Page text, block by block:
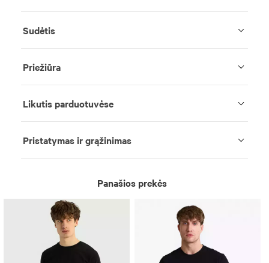
Sudėtis
Priežiūra
Likutis parduotuvėse
Pristatymas ir grąžinimas
Panašios prekės